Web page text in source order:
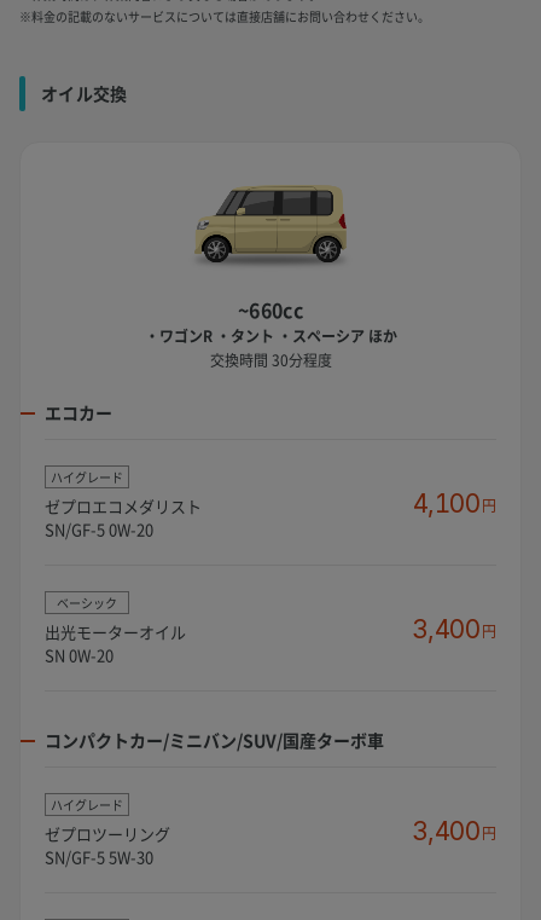
※料金の記載のないサービスについては直接店舗にお問い合わせください。
オイル交換
~660cc
・ワゴンR ・タント ・スペーシア ほか
交換時間 30分程度
エコカー
ハイグレード
ゼプロエコメダリスト
SN/GF-5 0W-20
4,100円
ベーシック
出光モーターオイル
SN 0W-20
3,400円
コンパクトカー/ミニバン/SUV/国産ターボ車
ハイグレード
ゼプロツーリング
SN/GF-5 5W-30
3,400円